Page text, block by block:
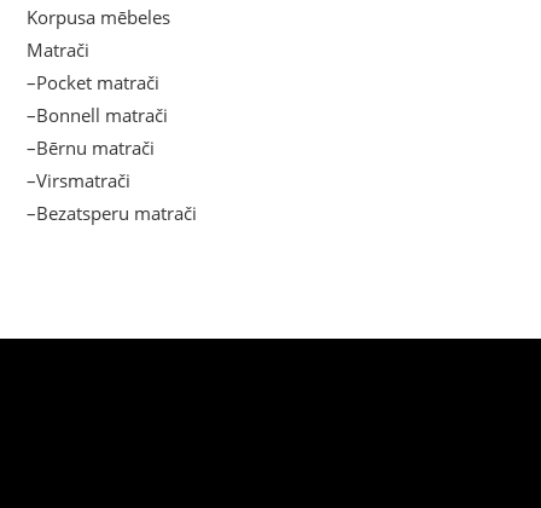
Korpusa mēbeles
Matrači
–Pocket matrači
–Bonnell matrači
–Bērnu matrači
–Virsmatrači
–Bezatsperu matrači